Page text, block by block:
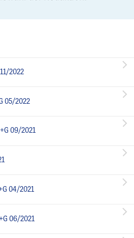
2022
05/2022
09/2021
04/2021
06/2021